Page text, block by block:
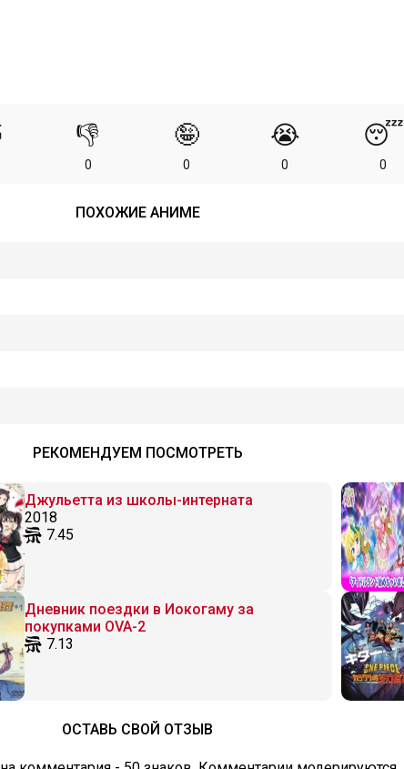
👎
0
🤪
0
😭
0
😴
0
ПОХОЖИЕ АНИМЕ
РЕКОМЕНДУЕМ ПОСМОТРЕТЬ
Джульетта из школы-интерната
2018
7.45
Дневник поездки в Иокогаму за
покупками OVA-2
7.13
ОСТАВЬ СВОЙ ОТЗЫВ